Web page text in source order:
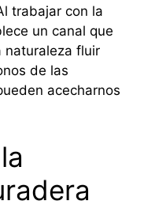
trabajar con la
un canal que
naturaleza fluir
de las
acecharnos